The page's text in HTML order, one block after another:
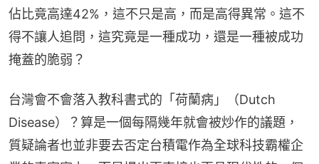
佔比竟高達42%，這不只是高，而是高得異常。這不
得不讓人追問，這究竟是一種成功，還是一種被成功
掩蓋的脆弱？
台灣會不會落入教科書式的「荷蘭病」（Dutch
Disease）？算是一個每隔幾年就會被炒作的議題，
質疑論者也並非要去否定台積電作為全球科技霸權企